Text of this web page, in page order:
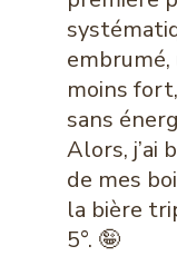
moins
sans
Alors, j’ai
de mes
la bière
5°. 🤪